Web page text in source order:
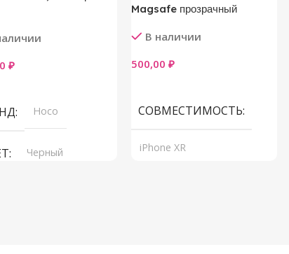
₽
Hoco
Черный
Magsafe прозрачный
В наличии
500,00 ₽
СОВМЕСТИМОСТЬ
iPhone XR